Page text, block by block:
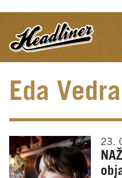
Eda Vedral
23.